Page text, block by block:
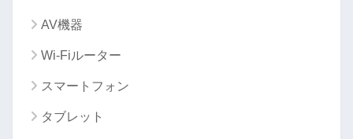
AV機器
Wi-Fiルーター
スマートフォン
タブレット